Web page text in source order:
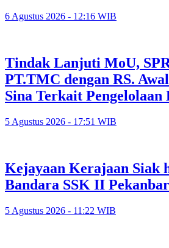
6 Agustus 2026 - 12:16 WIB
Tindak Lanjuti MoU,
PT.TMC dengan RS.
Sina Terkait Pengelolaan
5 Agustus 2026 - 17:51 WIB
Kejayaan Kerajaan Siak
Bandara SSK II
5 Agustus 2026 - 11:22 WIB